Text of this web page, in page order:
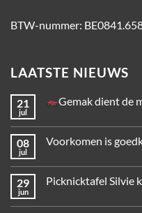
BTW-nummer:
LAATSTE NIEUWS
21
jul
Gemak dient de
08
jul
Voorkomen is
29
jun
Picknicktafel Silvie